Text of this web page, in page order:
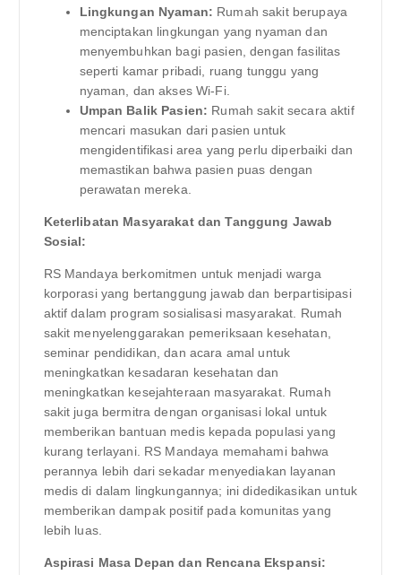
Lingkungan Nyaman: Rumah sakit berupaya
menciptakan lingkungan yang nyaman dan
menyembuhkan bagi pasien, dengan fasilitas
seperti kamar pribadi, ruang tunggu yang
nyaman, dan akses Wi-Fi.
Umpan Balik Pasien: Rumah sakit secara aktif
mencari masukan dari pasien untuk
mengidentifikasi area yang perlu diperbaiki dan
memastikan bahwa pasien puas dengan
perawatan mereka.
Keterlibatan Masyarakat dan Tanggung Jawab
Sosial:
RS Mandaya berkomitmen untuk menjadi warga
korporasi yang bertanggung jawab dan berpartisipasi
aktif dalam program sosialisasi masyarakat. Rumah
sakit menyelenggarakan pemeriksaan kesehatan,
seminar pendidikan, dan acara amal untuk
meningkatkan kesadaran kesehatan dan
meningkatkan kesejahteraan masyarakat. Rumah
sakit juga bermitra dengan organisasi lokal untuk
memberikan bantuan medis kepada populasi yang
kurang terlayani. RS Mandaya memahami bahwa
perannya lebih dari sekadar menyediakan layanan
medis di dalam lingkungannya; ini didedikasikan untuk
memberikan dampak positif pada komunitas yang
lebih luas.
Aspirasi Masa Depan dan Rencana Ekspansi: